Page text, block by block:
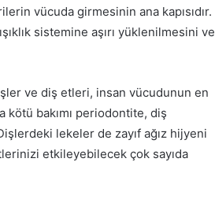
vücuda girmesinin ana kapısıdır.
sistemine aşırı yüklenilmesini ve
ve diş etleri, insan vücudunun en
kötü bakımı periodontite, diş
lekeler de zayıf ağız hijyeni
etkileyebilecek çok sayıda